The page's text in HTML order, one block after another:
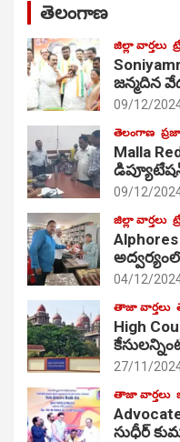
తెలంగాణ
జిల్లా వార్తలు
జ‌న్మ‌దిన
09/12/
తెలంగాణ
Malla
09/12/
జిల్లా వార్తలు
04/12/
తాజా వార్తలు
High
27/11/
తాజా వార్తలు
సుధీర్